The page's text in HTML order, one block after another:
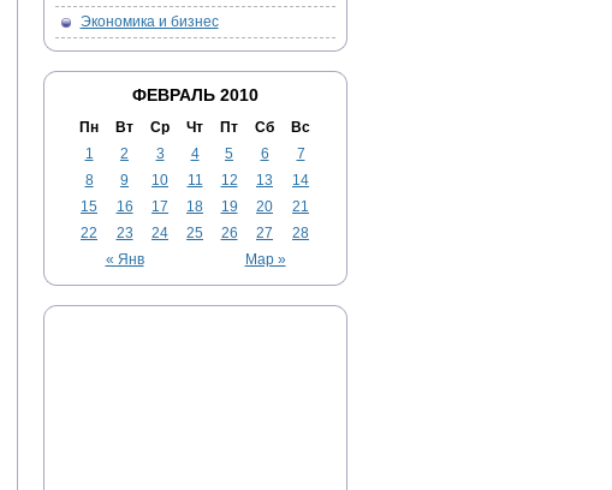
Экономика и бизнес
ФЕВРАЛЬ 2010
Пн Вт Ср Чт Пт Сб Вс
« Янв Мар »
1 2 3 4 5 6
7
8
9 10 11 12 13
14
15
16 17 18 19 20
21
22
23 24 25 26 27 28